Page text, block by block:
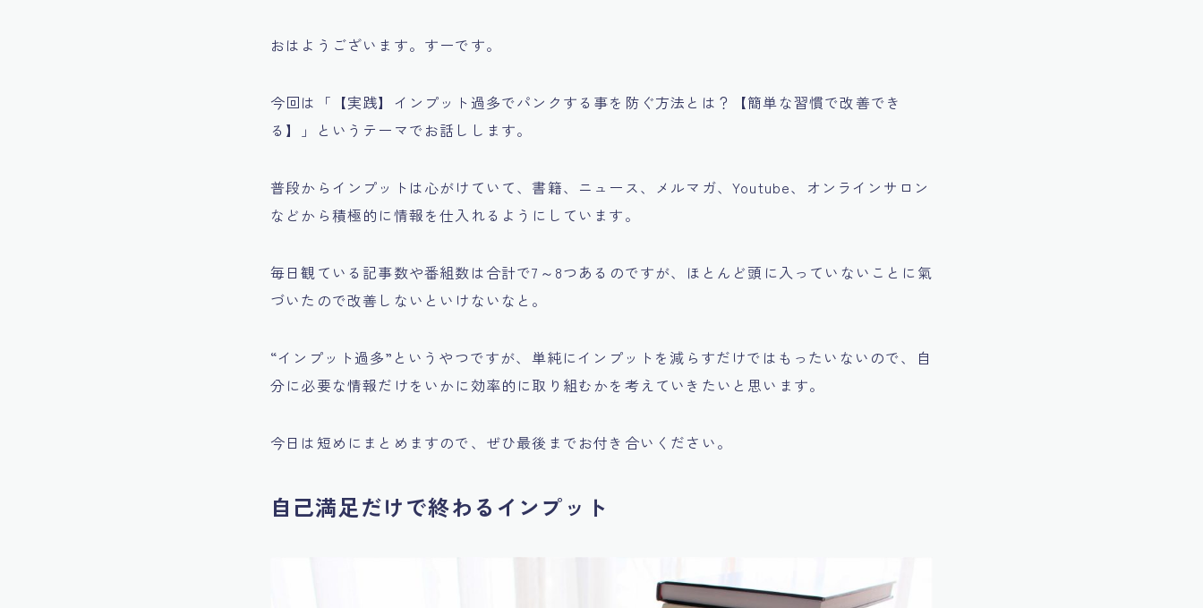
おはようございます。すーです。
今回は「【実践】インプット過多でパンクする事を防ぐ方法とは？【簡単な習慣で改善でき
る】」というテーマでお話しします。
普段からインプットは心がけていて、書籍、ニュース、メルマガ、Youtube、オンラインサロン
などから積極的に情報を仕入れるようにしています。
毎日観ている記事数や番組数は合計で7～8つあるのですが、ほとんど頭に入っていないことに氣
づいたので改善しないといけないなと。
“インプット過多”というやつですが、単純にインプットを減らすだけではもったいないので、自
分に必要な情報だけをいかに効率的に取り組むかを考えていきたいと思います。
今日は短めにまとめますので、ぜひ最後までお付き合いください。
自己満足だけで終わるインプット